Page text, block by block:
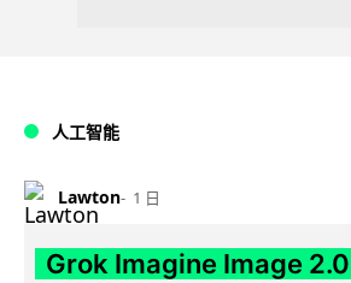
人工智能
Lawton 1 日
Grok Imagine Image 2.0